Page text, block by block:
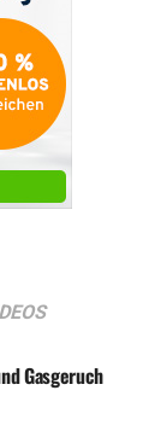
Missbrauch
Gasgeruch